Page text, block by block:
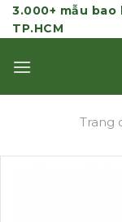
Skip
to
3.000+ mẫu
TP.HCM
Trang